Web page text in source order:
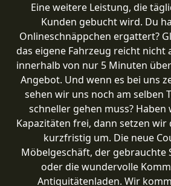
Eine weitere Leistung, die
Kunden gebucht wird. Du
Onlineschnäppchen ergattert?
das eigene Fahrzeug reicht nicht
innerhalb von nur 5 Minuten
Angebot. Und wenn es bei uns
sehen wir uns noch am selben
schneller gehen muss?
Kapazitäten frei, dann setzen wir
kurzfristig um. Die neue
Möbelgeschäft, der gebrauchte
oder die wundervolle
Antiquitätenladen. Wir